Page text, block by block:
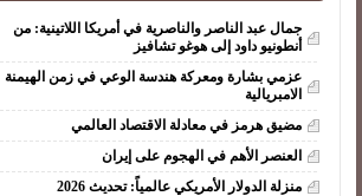
جمال عبد الناصر والناصرية في أمريكا اللاتينية: من
أنطونيو داود إلى هوغو تشافيز
عزمي بشارة ومعركة هندسة الوعي في زمن الهيمنة
الامبريالية
مضيق هرمز في معادلة الاقتصاد العالمي
العنصر الأهم في الهجوم على إيران
منزلة الدولار الأمريكي عالمياً: تحديث 2026